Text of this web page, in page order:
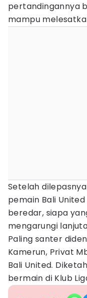
pertandingannya
mampu
Setelah
pemain Bali
beredar, siapa
mengarungi
Paling santer
Kamerun, Privat
Bali United.
bermain di Klub